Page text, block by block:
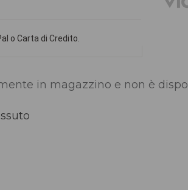
o Carta di Credito.
in magazzino e non è